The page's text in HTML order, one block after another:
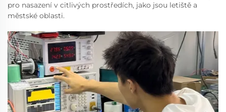
pro nasazení v citlivých prostředích, jako jsou letiště a
městské oblasti.